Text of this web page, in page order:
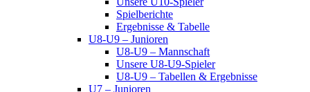
Spielberichte
Ergebnisse & Tabelle
U8-U9 – Junioren
U8-U9 – Mannschaft
Unsere U8-U9-Spieler
U8-U9 – Tabellen & Ergebnisse
U7 – Junioren